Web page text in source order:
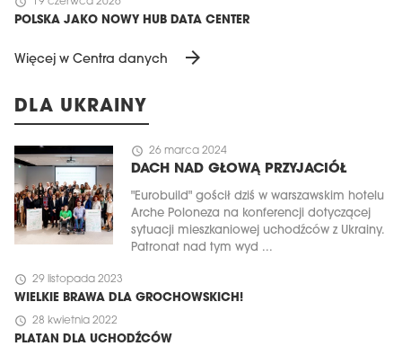
POLSKA JAKO NOWY HUB DATA CENTER
Więcej w Centra danych arrow_forward
DLA UKRAINY
schedule 26 marca 2024
DACH NAD GŁOWĄ PRZYJACIÓŁ
"Eurobuild" gościł dziś w warszawskim hotelu
Arche Poloneza na konferencji dotyczącej
sytuacji mieszkaniowej uchodźców z Ukrainy.
Patronat nad tym wyd ...
schedule 29 listopada 2023
WIELKIE BRAWA DLA GROCHOWSKICH!
schedule 28 kwietnia 2022
PLATAN DLA UCHODŹCÓW